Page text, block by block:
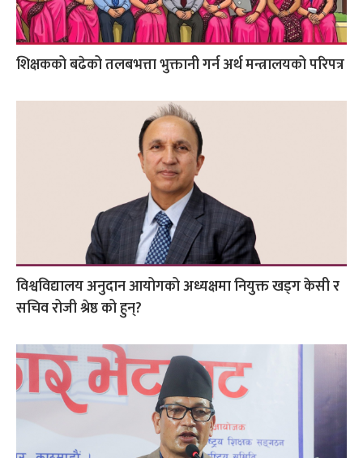
शिक्षकको बढेको तलबभत्ता भुक्तानी गर्न अर्थ मन्त्रालयको परिपत्र
विश्वविद्यालय अनुदान आयोगको अध्यक्षमा नियुक्त खड्ग केसी र
सचिव रोजी श्रेष्ठ को हुन्?